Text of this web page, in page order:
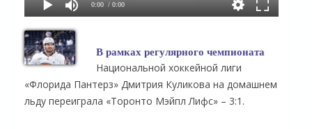
0:00 / 0:00
В рамках регулярного чемпионата
Национальной хоккейной лиги
«Флорида Пантерз» Дмитрия Куликова на домашнем
льду переиграла «Торонто Мэйпл Лифс» – 3:1.